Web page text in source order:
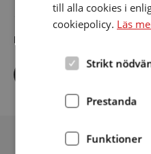
Dela
via
Dela
Dela
till alla cookies i
cookiepolicy. Läs
Strikt
Prestanda
Funktioner